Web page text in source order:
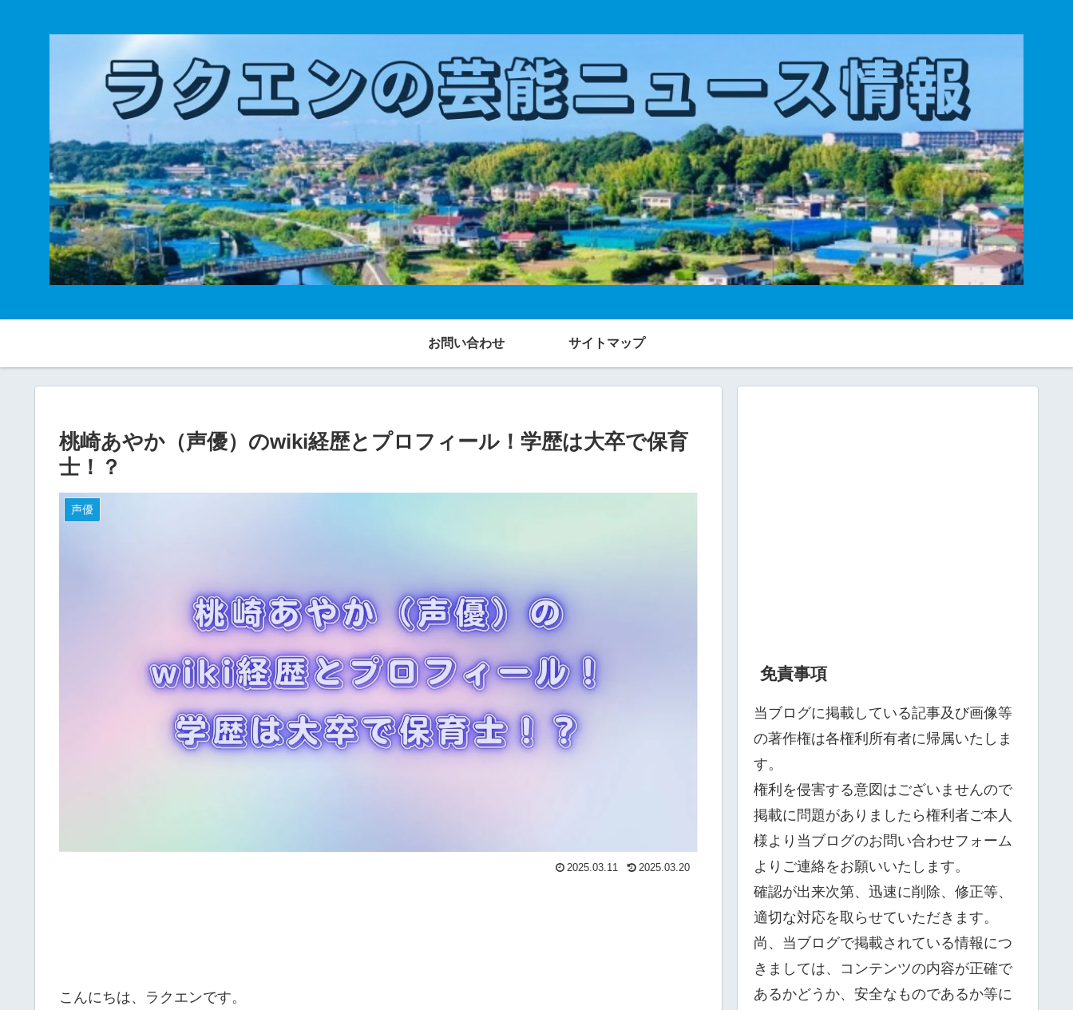
お問い合わせ サイトマップ
桃崎あやか（声優）のwiki経歴とプロフィール！学歴は大卒で保育
士！？
声優
2025.03.11 2025.03.20
こんにちは、ラクエンです。
免責事項
当ブログに掲載している記事及び画像等
の著作権は各権利所有者に帰属いたしま
す。
権利を侵害する意図はございませんので
掲載に問題がありましたら権利者ご本人
様より当ブログのお問い合わせフォーム
よりご連絡をお願いいたします。
確認が出来次第、迅速に削除、修正等、
適切な対応を取らせていただきます。
尚、当ブログで掲載されている情報につ
きましては、コンテンツの内容が正確で
あるかどうか、安全なものであるか等に